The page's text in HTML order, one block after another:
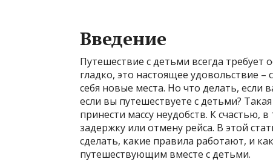
Введение
Путешествие с детьми всегда требует
гладко, это настоящее удовольствие
себя новые места. Но что делать, если
если вы путешествуете с детьми?
принести массу неудобств. К счастью,
задержку или отмену рейса. В этой
сделать, какие правила работают, и
путешествующим вместе с детьми.